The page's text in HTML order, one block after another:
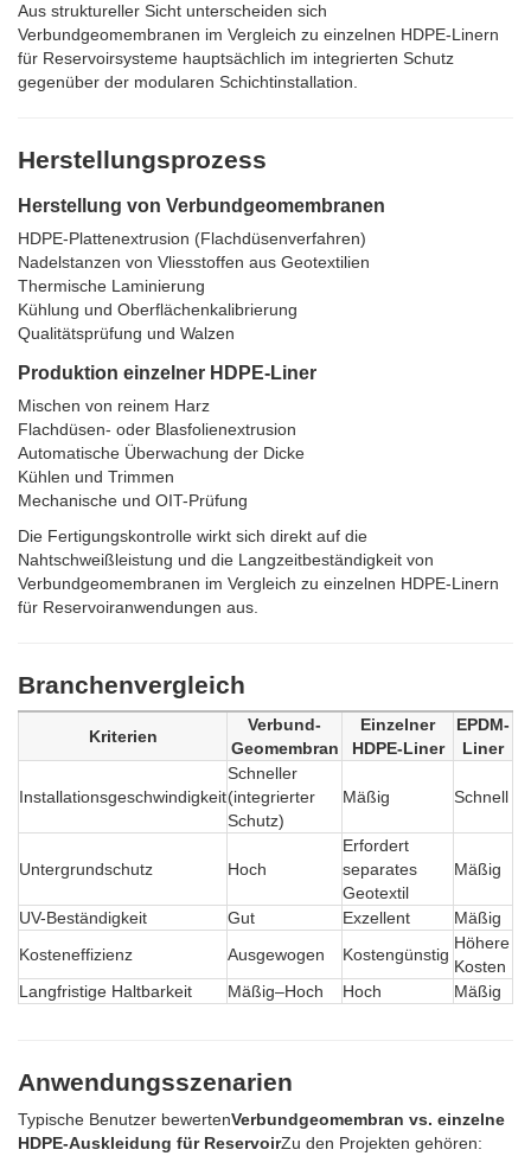
Aus struktureller Sicht unterscheiden sich
Verbundgeomembranen im Vergleich zu einzelnen HDPE-Linern
für Reservoirsysteme hauptsächlich im integrierten Schutz
gegenüber der modularen Schichtinstallation.
Herstellungsprozess
Herstellung von Verbundgeomembranen
HDPE-Plattenextrusion (Flachdüsenverfahren)
Nadelstanzen von Vliesstoffen aus Geotextilien
Thermische Laminierung
Kühlung und Oberflächenkalibrierung
Qualitätsprüfung und Walzen
Produktion einzelner HDPE-Liner
Mischen von reinem Harz
Flachdüsen- oder Blasfolienextrusion
Automatische Überwachung der Dicke
Kühlen und Trimmen
Mechanische und OIT-Prüfung
Die Fertigungskontrolle wirkt sich direkt auf die
Nahtschweißleistung und die Langzeitbeständigkeit von
Verbundgeomembranen im Vergleich zu einzelnen HDPE-Linern
für Reservoiranwendungen aus.
Branchenvergleich
Kriterien
Verbund-
Geomembran
Einzelner
HDPE-Liner
EPDM-
Liner
Installationsgeschwindigkeit
Schneller
(integrierter
Schutz)
Mäßig Schnell
Untergrundschutz Hoch
Erfordert
separates
Geotextil
Mäßig
UV-Beständigkeit Gut Exzellent
Mäßig
Kosteneffizienz
Ausgewogen Kostengünstig
Höhere
Kosten
Langfristige Haltbarkeit
Mäßig–Hoch Hoch Mäßig
Anwendungsszenarien
Typische Benutzer bewertenVerbundgeomembran vs. einzelne
HDPE-Auskleidung für ReservoirZu den Projekten gehören: